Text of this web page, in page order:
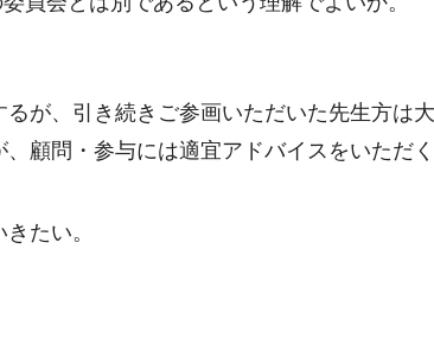
が、引き続きご参画いただいた先生方は
顧問・参与には適宜アドバイスをいただ
たい。